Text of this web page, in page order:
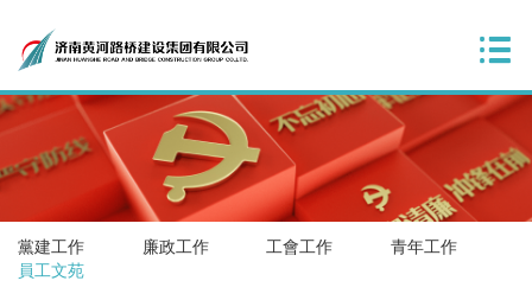
黨建工作 廉政工作 工會工作
青年工作
員工文苑